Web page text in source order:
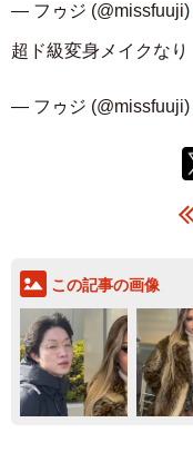
— フゥジ (@missfuuji)
超ド級変身メイクなり
— フゥジ (@missfuuji)
この記事の画像